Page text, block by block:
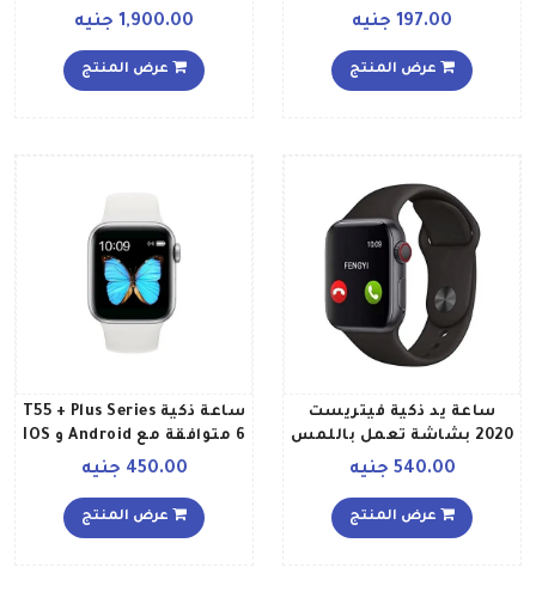
197.00 جنيه
عرض المنتج
الألومنيوم وبتصميم صغير
ذهبي بني موكا
1,900.00 جنيه
عرض المنتج
ساعة يد ذكية فيتريست
2020 بشاشة تعمل باللمس
طراز T500 أسود
540.00 جنيه
عرض المنتج
ساعة ذكية T55 + Plus Series
6 متوافقة مع Android و IOS
450.00 جنيه
عرض المنتج